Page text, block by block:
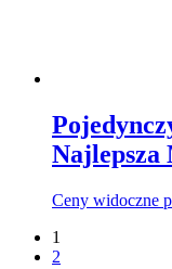
Najlepsza
Ceny widoczne
1
2